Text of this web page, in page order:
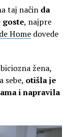
taj način da
goste, najpre
Home dovede
žena,
sebe, otišla je
i napravila